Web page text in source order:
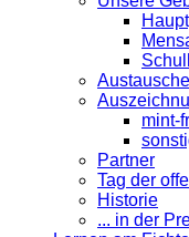
mint-
Partner
Tag der
Historie
... in der